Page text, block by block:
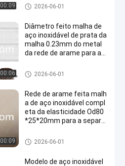
00:09 Rede de arame feita malha
2026-06-01
00:06
Diâmetro feito malha de
aço inoxidável de prata da
malha 0.23mm do metal
da rede de arame para a i
Rede de arame feita malha
2026-06-01
00:09
Rede de arame feita malh
a de aço inoxidável compl
eta da elasticidade Od80
*25*20mm para a separa
ões industriais
Rede de arame feita malha
2026-06-01
Modelo de aço inoxidável